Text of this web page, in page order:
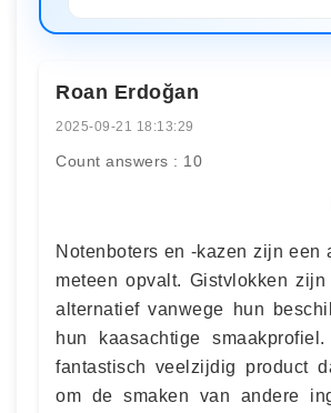
Roan Erdoğan
2025-09-21 18:13:29
Count answers : 10
Notenboters en -kazen zijn een
meteen opvalt. Gistvlokken
alternatief vanwege hun
hun kaasachtige
fantastisch veelzijdig product
om de smaken van andere